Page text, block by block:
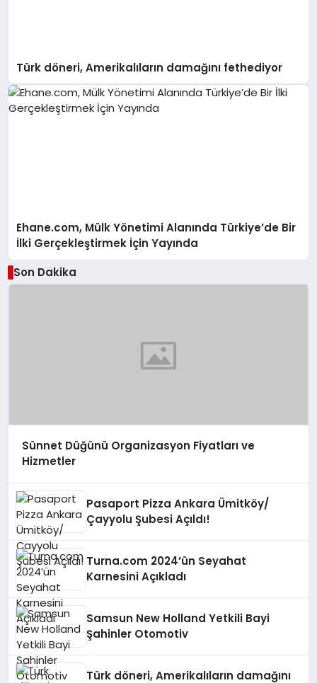
Türk döneri, Amerikalıların damağını fethediyor
Ehane.com, Mülk Yönetimi Alanında Türkiye’de Bir
İlki Gerçekleştirmek İçin Yayında
Son Dakika
Sünnet Düğünü Organizasyon Fiyatları ve
Hizmetler
Pasaport Pizza Ankara Ümitköy/
Çayyolu Şubesi Açıldı!
Turna.com 2024’ün Seyahat
Karnesini Açıkladı
Samsun New Holland Yetkili Bayi
Şahinler Otomotiv
Türk döneri, Amerikalıların damağını